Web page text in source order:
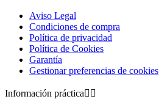
Aviso Legal
Condiciones de compra
Política de privacidad
Política de Cookies
Garantía
Gestionar preferencias de cookies
Información práctica 